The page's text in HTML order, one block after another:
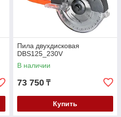
Пила двухдисковая
DBS125_230V
В наличии
73 750 ₸
Купить